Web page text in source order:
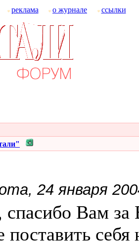
реклама о журнале ссылки
24 января
спасибо Вам
поставить